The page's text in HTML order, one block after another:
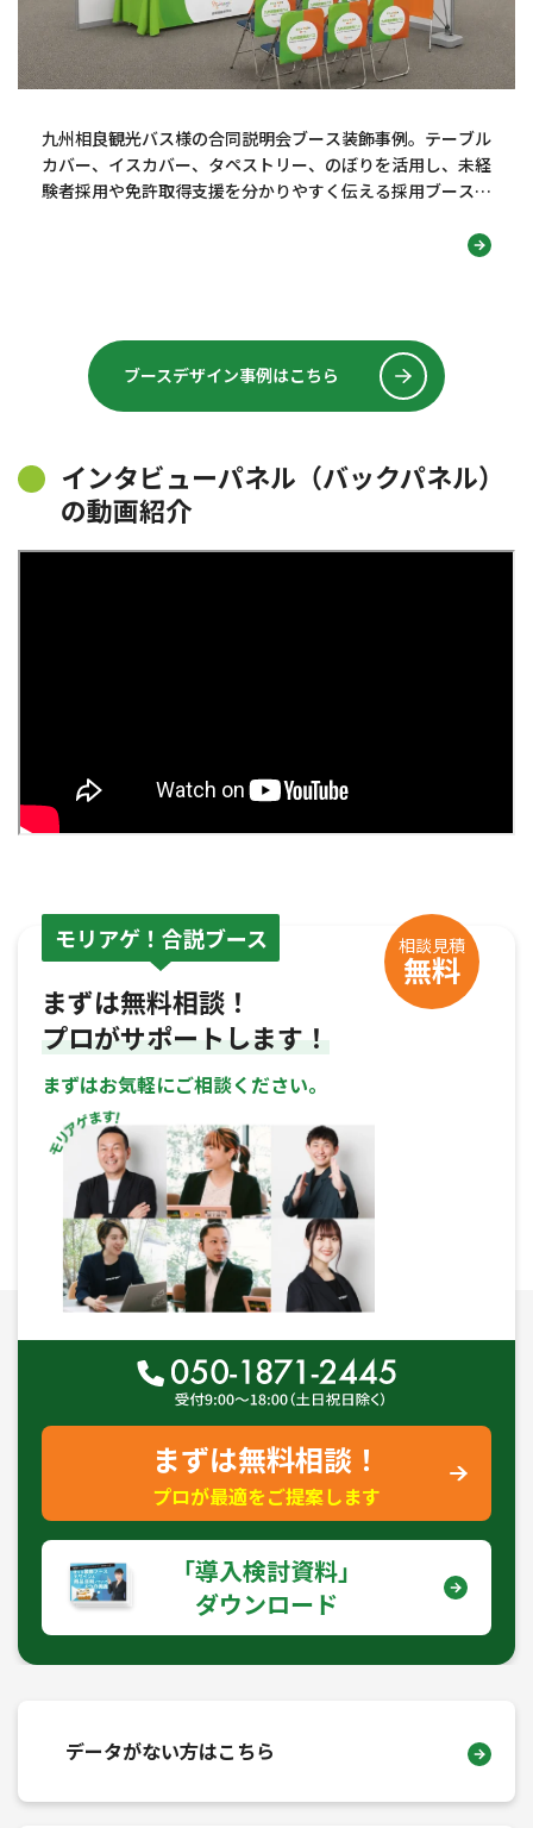
九州相良観光バス様の合同説明会ブース装飾事例。テーブル
カバー、イスカバー、タペストリー、のぼりを活用し、未経
験者採用や免許取得支援を分かりやすく伝える採用ブースデ
ブースデザイン事例はこちら
インタビューパネル（バックパネル）
の動画紹介
モリアゲ！合説ブース 相談見積
無料
まずは無料相談！
プロがサポートします！
まずはお気軽にご相談ください。
まずは無料相談！
プロが最適をご提案します
｢導入検討資料｣
ダウンロード
データがない方はこちら